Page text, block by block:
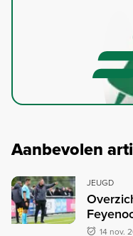
Aanbevolen
JEUGD
14 nov.